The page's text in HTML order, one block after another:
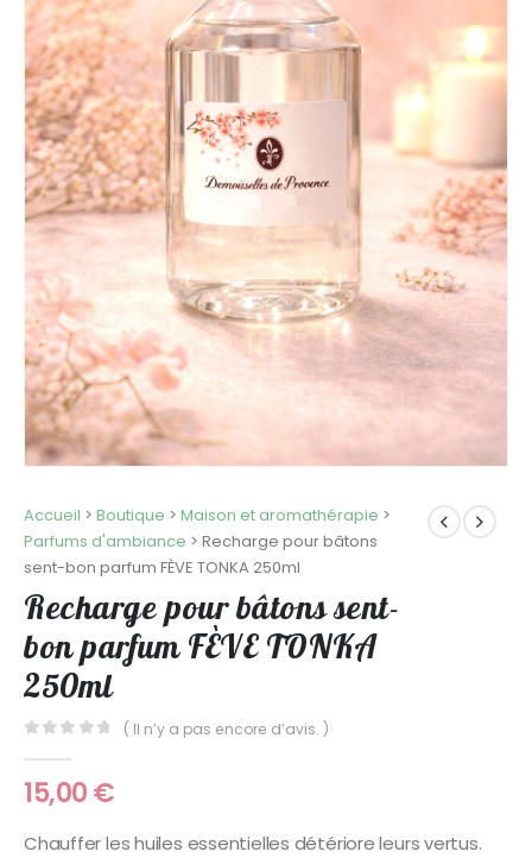
Accueil > Boutique > Maison et aromathérapie >
Parfums d'ambiance > Recharge pour bâtons
sent-bon parfum FÈVE TONKA 250ml
Recharge pour bâtons sent-
bon parfum FÈVE TONKA
250ml
( Il n’y a pas encore d’avis. )
15,00€
Chauffer les huiles essentielles détériore leurs vertus.